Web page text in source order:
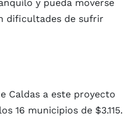
y pueda moverse
dificultades de sufrir
Caldas a este proyecto
16 municipios de $3.115.